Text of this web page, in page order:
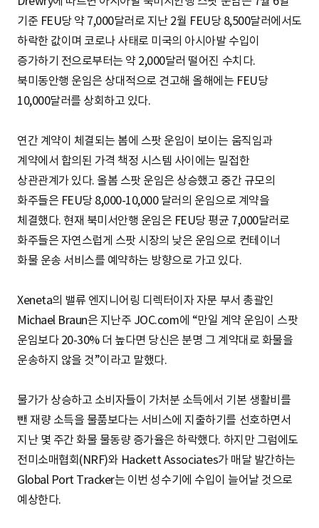
기준 FEU당 약 7,000달러로 지난 2월 FEU당 8,500달러에서도
하락한 값이며 코로나 사태로 미국의 아시아발 수입이
증가하기 전으로부터는 약 2,000달러 떨어진 수치다.
북미동안행 운임은 상대적으로 견고해 올해에는 FEU당
10,000달러를 상회하고 있다.
연간 계약이 체결되는 봄에 스팟 운임이 보이는 움직임과
계약에서 합의된 가격 책정 시스템 사이에는 밀접한
상관관계가 있다. 올봄 스팟 운임은 상승했고 중간 규모의
화주들은 FEU당 8,000-10,000 달러의 운임으로 계약을
체결했다. 현재 북미서안행 운임은 FEU당 평균 7,000달러로
화주들은 자연스럽게 스팟 시장의 낮은 운임으로 컨테이너
화물 운송 서비스를 예약하는 방향으로 가고 있다.
Xeneta의 밸류 엔지니어링 디렉터이자 자문 부서 총괄인
Michael Braun은 지난주 JOC.com에 “만일 계약 운임이 스팟
운임보다 20-30% 더 높다면 당신은 분명 그 계약대로 화물을
운송하지 않을 것”이라고 말했다.
물가가 상승하고 소비자들이 가처분 소득에서 기본 생활비를
뺀 재량 소득을 물품보다는 서비스에 지출하기를 선호하면서
지난 몇 주간 화물 물동량 증가율은 하락했다. 하지만 그럼에도
전미소매협회(NRF)와 Hackett Associates가 매달 발간하는
Global Port Tracker는 이번 성수기에 수입이 늘어날 것으로
예상한다.